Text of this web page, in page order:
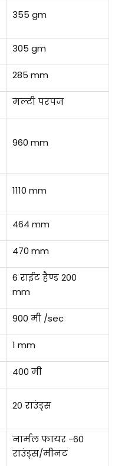
355 gm
305 gm
285 mm
मल्टी परपज
960 mm
1110 mm
464 mm
470 mm
6 राईट हैण्ड 200
mm
900 मी /sec
1 mm
400 मी
20 राउंड्स
नार्मल फायर -60
राउंड्स/मीनट